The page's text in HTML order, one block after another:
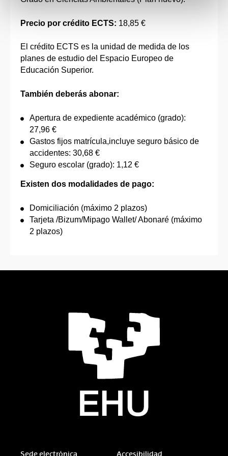
Precio por crédito ECTS: 18,85 €
El crédito ECTS es la unidad de medida de los
planes de estudio del Espacio Europeo de
Educación Superior.
También deberás abonar:
Apertura de expediente académico (grado):
27,96 €
Gastos fijos matrícula,incluye seguro básico de
accidentes: 30,68 €
Seguro escolar (grado): 1,12 €
Existen dos modalidades de pago:
Domiciliación (máximo 2 plazos)
Tarjeta /Bizum/Mipago Wallet/ Abonaré (máximo
2 plazos)
Sede electrónica Accesibilidad